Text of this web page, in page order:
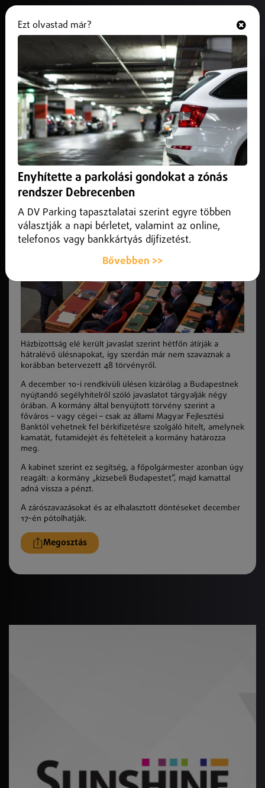
Rendkívüli ülésekkel zárja az
Országgyűlés az évet a fővárosi
segélyhitel miatt
2025. december 08.Magyarország
Felforgatja a parlamenti menetrendet a Fidesz–KDNP:
december 10-én és 17-én is rendkívüli ülést tart az
Országgyűlés.
Házbizottság elé került javaslat szerint hétfőn átírják a
hátralévő ülésnapokat, így szerdán már nem szavaznak a
korábban betervezett 48 törvényről.
A december 10-i rendkívüli ülésen kizárólag a Budapestnek
nyújtandó segélyhitelről szóló javaslatot tárgyalják négy
órában. A kormány által benyújtott törvény szerint a
főváros – vagy cégei – csak az állami Magyar Fejlesztési
Banktól vehetnek fel bérkifizetésre szolgáló hitelt, amelynek
kamatát, futamidejét és feltételeit a kormány határozza
meg.
A kabinet szerint ez segítség, a főpolgármester azonban úgy
reagált: a kormány „kizsebeli Budapestet”, majd kamattal
adná vissza a pénzt.
A zárószavazásokat és az elhalasztott döntéseket december
17-én pótolhatják.
Megosztás
Ezt olvastad már?
Enyhítette a parkolási gondokat a zónás
rendszer Debrecenben
A DV Parking tapasztalatai szerint egyre többen
választják a napi bérletet, valamint az online,
telefonos vagy bankkártyás díjfizetést.
Bővebben >>